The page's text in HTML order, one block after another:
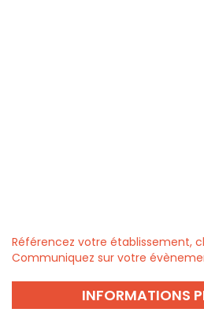
Référencez votre établissement,
Communiquez sur votre
INFORMATIONS